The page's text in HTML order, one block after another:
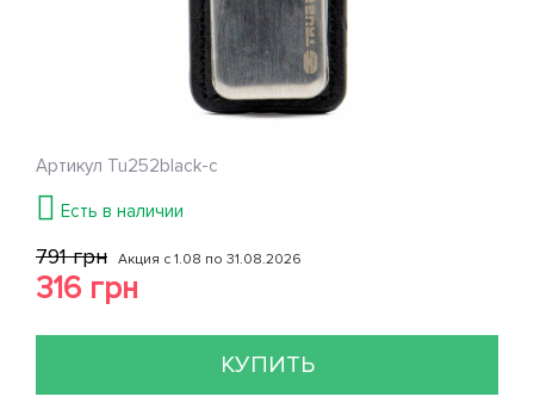
Артикул Tu252black-c
Есть в наличии
791 грн Акция с 1.08 по 31.08.2026
316 грн
КУПИТЬ